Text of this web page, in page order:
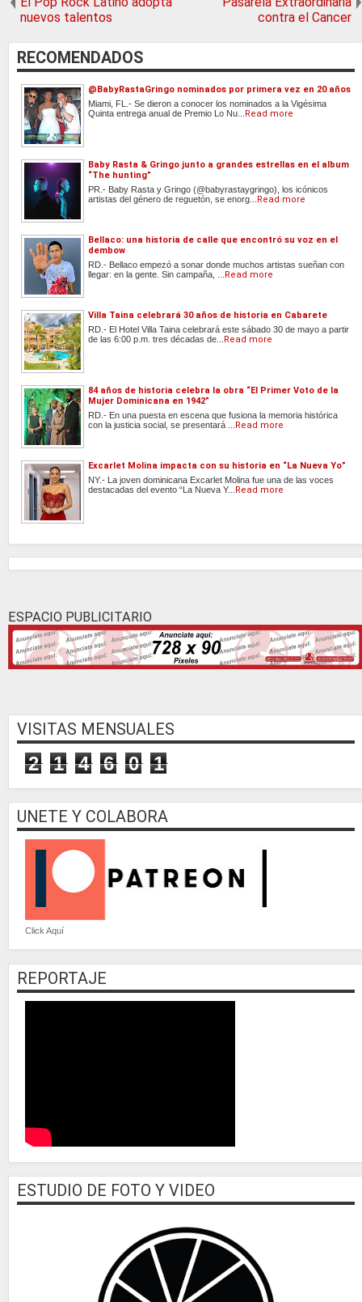
nuevos talentos
contra el Cancer
RECOMENDADOS
@BabyRastaGringo nominados por primera vez en 20 años
Miami, FL.- Se dieron a conocer los nominados a la Vigésima
Quinta entrega anual de Premio Lo Nu...
Read more
Baby Rasta & Gringo junto a grandes estrellas en el album
“The hunting”
PR.- Baby Rasta y Gringo (@babyrastaygringo), los icónicos
artistas del género de reguetón, se enorg...
Read more
Bellaco: una historia de calle que encontró su voz en el
dembow
RD.- Bellaco empezó a sonar donde muchos artistas sueñan con
llegar: en la gente. Sin campaña, ...
Read more
Villa Taina celebrará 30 años de historia en Cabarete
RD.- El Hotel Villa Taina celebrará este sábado 30 de mayo a partir
de las 6:00 p.m. tres décadas de...
Read more
84 años de historia celebra la obra “El Primer Voto de la
Mujer Dominicana en 1942”
RD.- En una puesta en escena que fusiona la memoria histórica
con la justicia social, se presentará ...
Read more
Excarlet Molina impacta con su historia en “La Nueva Yo”
NY.- La joven dominicana Excarlet Molina fue una de las voces
destacadas del evento “La Nueva Y...
Read more
ESPACIO PUBLICITARIO
VISITAS MENSUALES
2 1 4 6 0 1
UNETE Y COLABORA
Click Aquí
REPORTAJE
ESTUDIO DE FOTO Y VIDEO